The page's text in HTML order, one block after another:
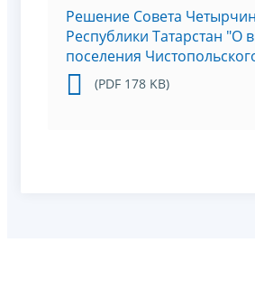
Решение Совета
Республики Татарстан "О
поселения
(PDF 178 KB)